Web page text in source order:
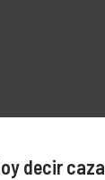
decir